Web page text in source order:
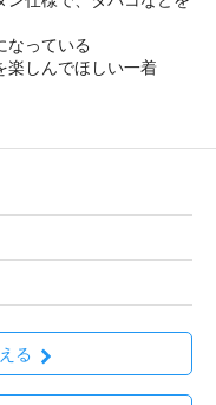
なっている
楽しんでほしい一着
る